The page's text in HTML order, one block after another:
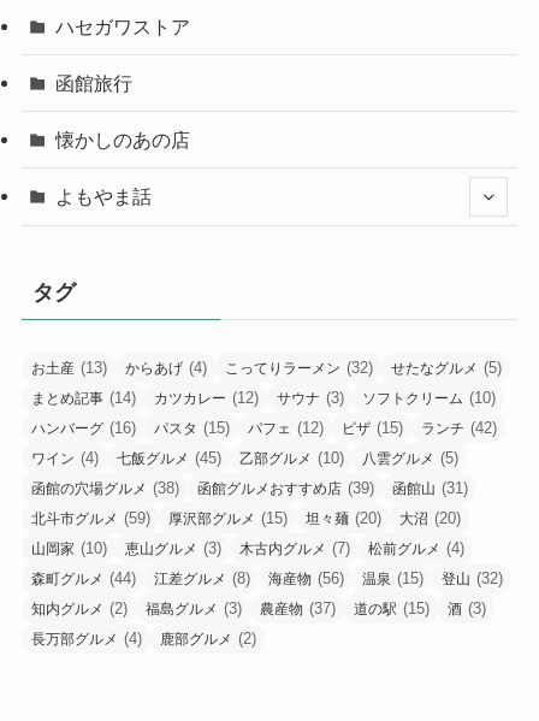
ハセガワストア
函館旅行
懐かしのあの店
よもやま話
タグ
お土産 (13) からあげ (4) こってりラーメン (32) せたなグルメ (5)
まとめ記事 (14) カツカレー (12) サウナ (3) ソフトクリーム (10)
ハンバーグ (16) パスタ (15) パフェ (12) ピザ (15) ランチ (42)
ワイン (4) 七飯グルメ (45) 乙部グルメ (10) 八雲グルメ (5)
函館の穴場グルメ (38) 函館グルメおすすめ店 (39) 函館山 (31)
北斗市グルメ (59) 厚沢部グルメ (15) 坦々麺 (20) 大沼 (20)
山岡家 (10) 恵山グルメ (3) 木古内グルメ (7) 松前グルメ (4)
森町グルメ (44) 江差グルメ (8) 海産物 (56) 温泉 (15) 登山 (32)
知内グルメ (2) 福島グルメ (3) 農産物 (37) 道の駅 (15) 酒 (3)
長万部グルメ (4) 鹿部グルメ (2)